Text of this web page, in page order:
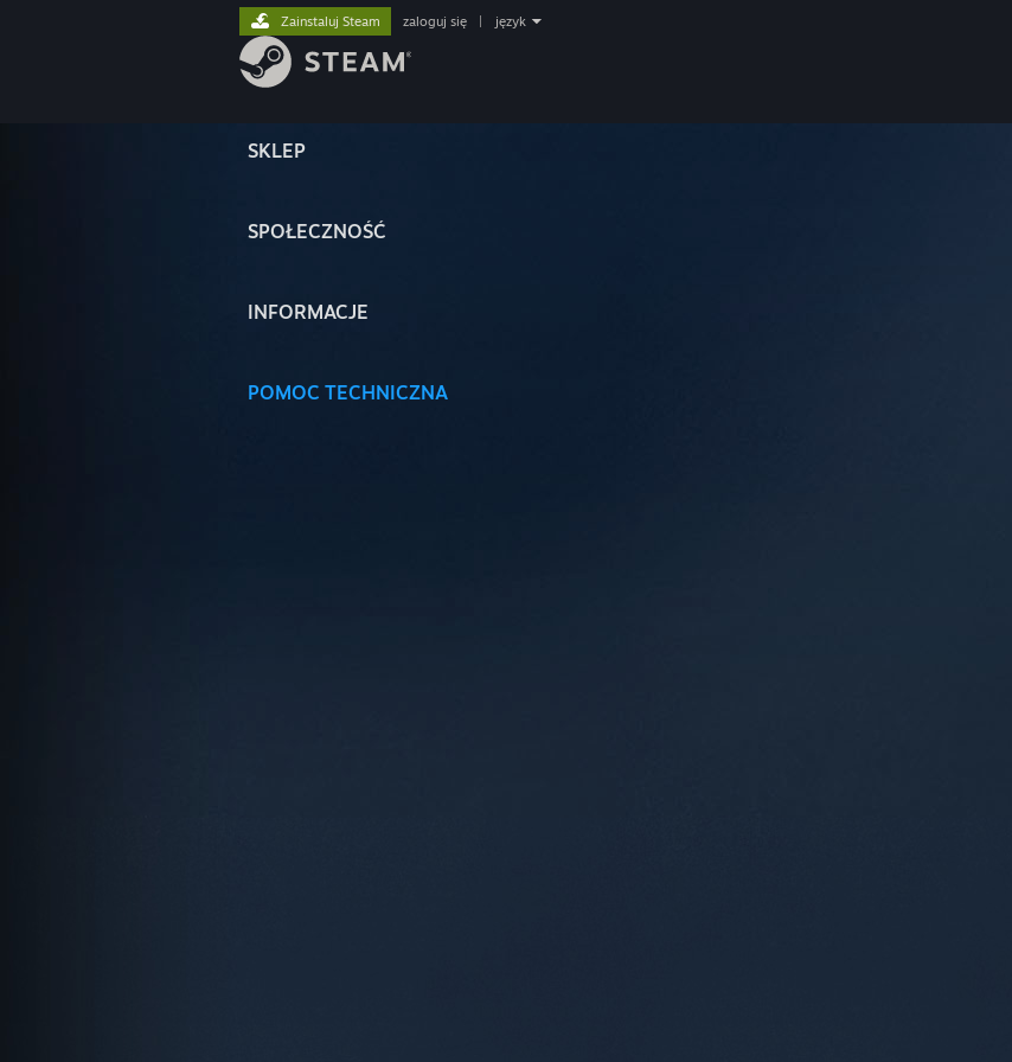
SKLEP
SPOŁECZNOŚĆ
INFORMACJE
POMOC TECHNICZNA
Zainstaluj Steam zaloguj się język